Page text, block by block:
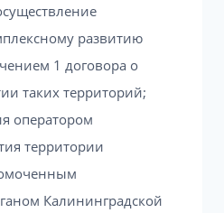
развитию
1 договора о
таких территорий;
оператором
территории
Калининградской